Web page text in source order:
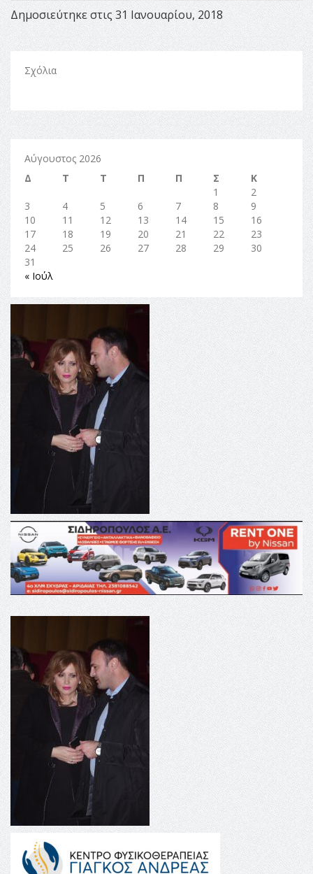
Δημοσιεύτηκε στις 31 Ιανουαρίου, 2018
Σχόλια
Αύγουστος 2026
Δ
Τ Τ Π Π Σ
Κ
1
2
3
4 5 6 7 8
9
10
11 12 13 14 15
16
17
18 19 20 21 22
23
24
25 26 27 28 29
30
31
« Ιούλ